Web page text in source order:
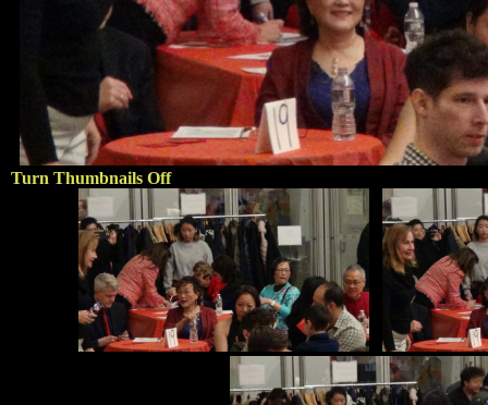
Turn Thumbnails Off